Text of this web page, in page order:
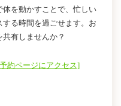
を動かすことで、忙しい
る時間を過ごせます。お
有しませんか？
約ページにアクセス]